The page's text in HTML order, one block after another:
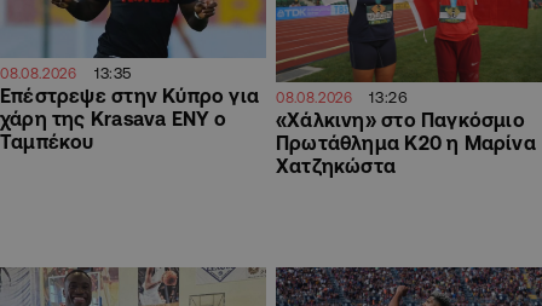
08.08.2026 13:35
Επέστρεψε στην Κύπρο για
χάρη της Krasava ΕΝΥ ο
Ταμπέκου
08.08.2026 13:26
«Χάλκινη» στο Παγκόσμιο
Πρωτάθλημα Κ20 η Μαρίνα
Χατζηκώστα